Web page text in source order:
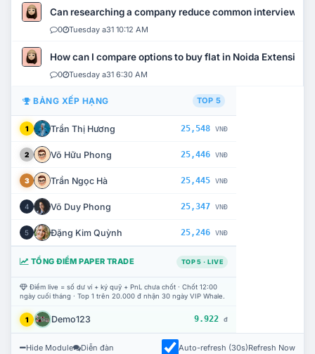
Can researching a company reduce common interview
0 Tuesday a31 10:12 AM
How can I compare options to buy flat in Noida Extension?
0 Tuesday a31 6:30 AM
BẢNG XẾP HẠNG TOP 5
1 Trần Thị Hương 25,548 VNĐ
2 Võ Hữu Phong 25,446 VNĐ
3 Trần Ngọc Hà 25,445 VNĐ
4 Võ Duy Phong 25,347 VNĐ
5 Đặng Kim Quỳnh 25,246 VNĐ
TỔNG ĐIỂM PAPER TRADE TOP 5 · LIVE
Điểm live = số dư ví + ký quỹ + PnL chưa chốt · Chốt 12:00
ngày cuối tháng · Top 1 trên 20.000 đ nhận 30 ngày VIP Whale.
1 Demo123 9.922 đ
Hide Module Diễn đàn Auto-refresh (30s)Refresh Now